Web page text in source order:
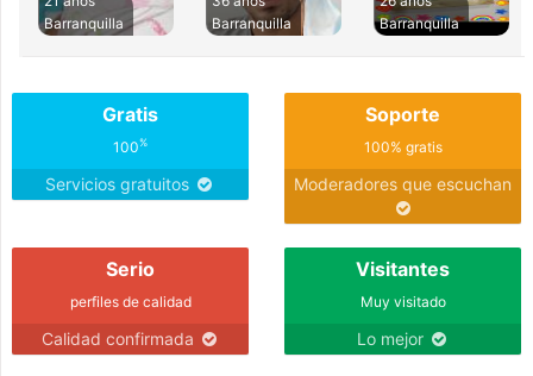
Barranquilla
Barranquilla
Barranquilla
Gratis
100%
Servicios gratuitos
Soporte
100% gratis
Moderadores que escuchan
Serio
perfiles de calidad
Calidad confirmada
Visitantes
Muy visitado
Lo mejor